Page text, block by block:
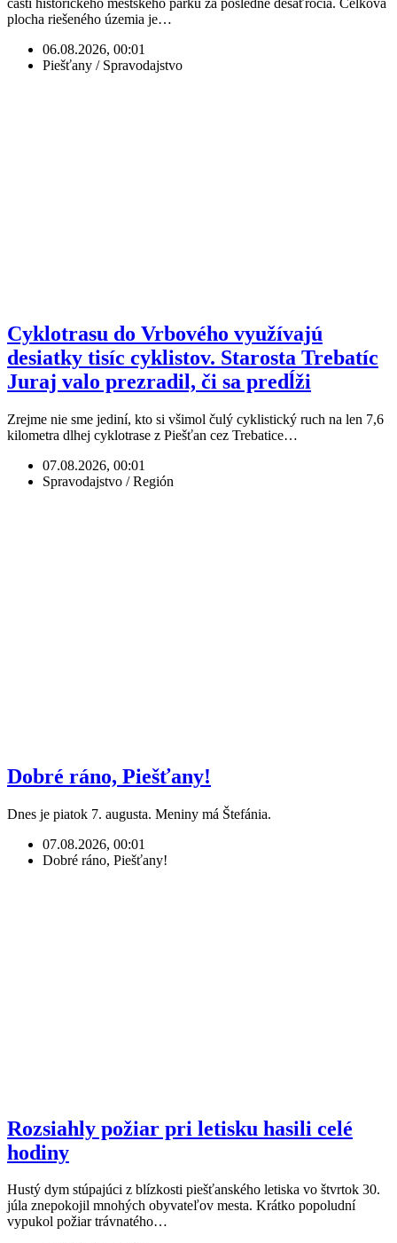
časti historického mestského parku za posledné desaťročia. Celková
plocha riešeného územia je…
06.08.2026, 00:01
Piešťany / Spravodajstvo
Cyklotrasu do Vrbového využívajú
desiatky tisíc cyklistov. Starosta Trebatíc
Juraj valo prezradil, či sa predĺži
Zrejme nie sme jediní, kto si všimol čulý cyklistický ruch na len 7,6
kilometra dlhej cyklotrase z Piešťan cez Trebatice…
07.08.2026, 00:01
Spravodajstvo / Región
Dobré ráno, Piešťany!
Dnes je piatok 7. augusta. Meniny má Štefánia.
07.08.2026, 00:01
Dobré ráno, Piešťany!
Rozsiahly požiar pri letisku hasili celé
hodiny
Hustý dym stúpajúci z blízkosti piešťanského letiska vo štvrtok 30.
júla znepokojil mnohých obyvateľov mesta. Krátko popoludní
vypukol požiar trávnatého…